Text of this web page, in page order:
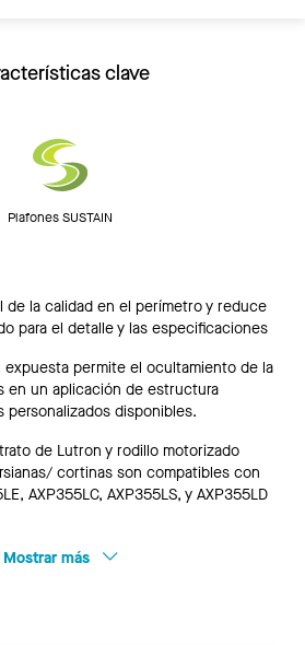
clave
Plafones SUSTAIN
de la calidad en el perímetro y reduce
para el detalle y las especificaciones
expuesta permite el ocultamiento de la
en un aplicación de estructura
personalizados disponibles.
de Lutron y rodillo motorizado
cortinas son compatibles con
AXP355LC, AXP355LS, y AXP355LD
Mostrar más